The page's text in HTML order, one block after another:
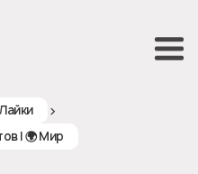
Лайки >
| 🌍 Мир